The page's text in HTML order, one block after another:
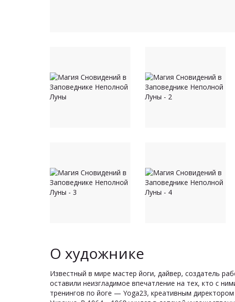
О художнике
Известный в мире мастер йоги, дайвер, создатель
оставили неизгладимое впечатление на тех, кто с
тренингов по йоге — Yoga23, креативным